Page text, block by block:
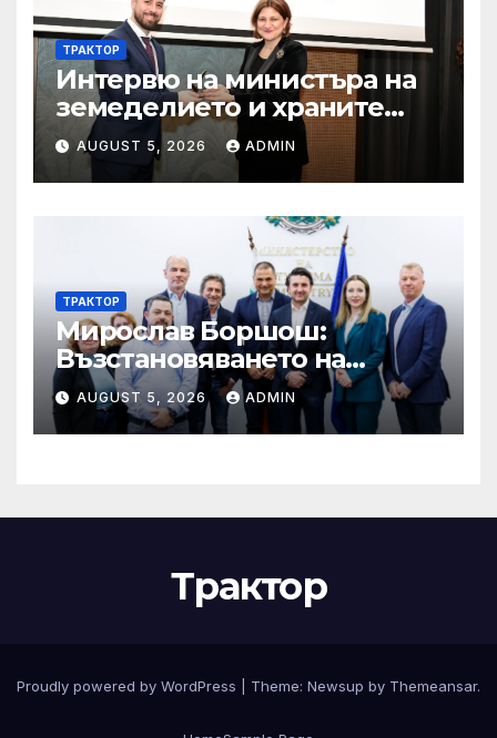
ТРАКТОР
Интервю на министъра на
земеделието и храните
Пламен Абровски в
предаването “Денят ON
AIR” по Bulgaria on air
AUGUST 5, 2026 ADMIN
ТРАКТОР
Мирослав Боршош:
Възстановяването на
входящия туризъм е
стратегически приоритет
AUGUST 5, 2026 ADMIN
Трактор
Proudly powered by WordPress Theme: Newsup by Themeansar.